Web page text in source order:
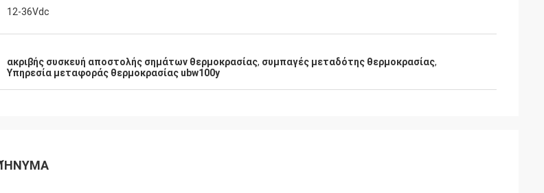
12-36Vdc
ακριβής συσκευή αποστολής σημάτων θερμοκρασίας, συμπαγές μεταδότης θερμοκρασίας,
Υπηρεσία μεταφοράς θερμοκρασίας ubw100y